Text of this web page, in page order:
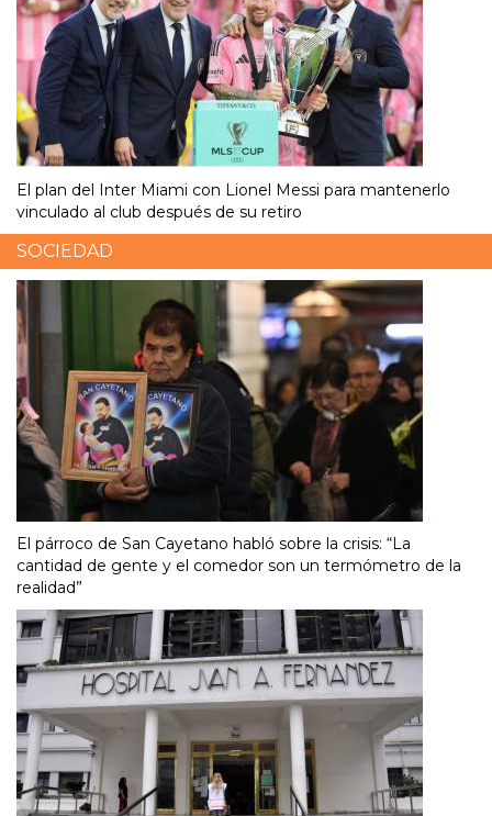
El plan del Inter Miami con Lionel Messi para mantenerlo
vinculado al club después de su retiro
SOCIEDAD
El párroco de San Cayetano habló sobre la crisis: “La
cantidad de gente y el comedor son un termómetro de la
realidad”